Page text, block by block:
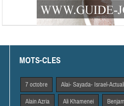
MOTS-CLES
7 octobre Alai- Sayada- Israel-
Alain Azria Ali Khamenei